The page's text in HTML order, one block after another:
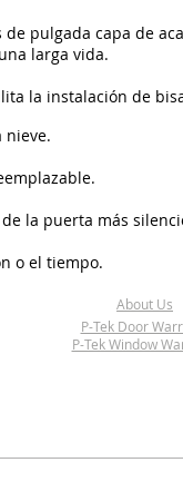
pulgada capa de
larga vida.
la instalación de
nieve.
la puerta más
o el tiempo.
About Us
P-Tek Door
P-Tek Window